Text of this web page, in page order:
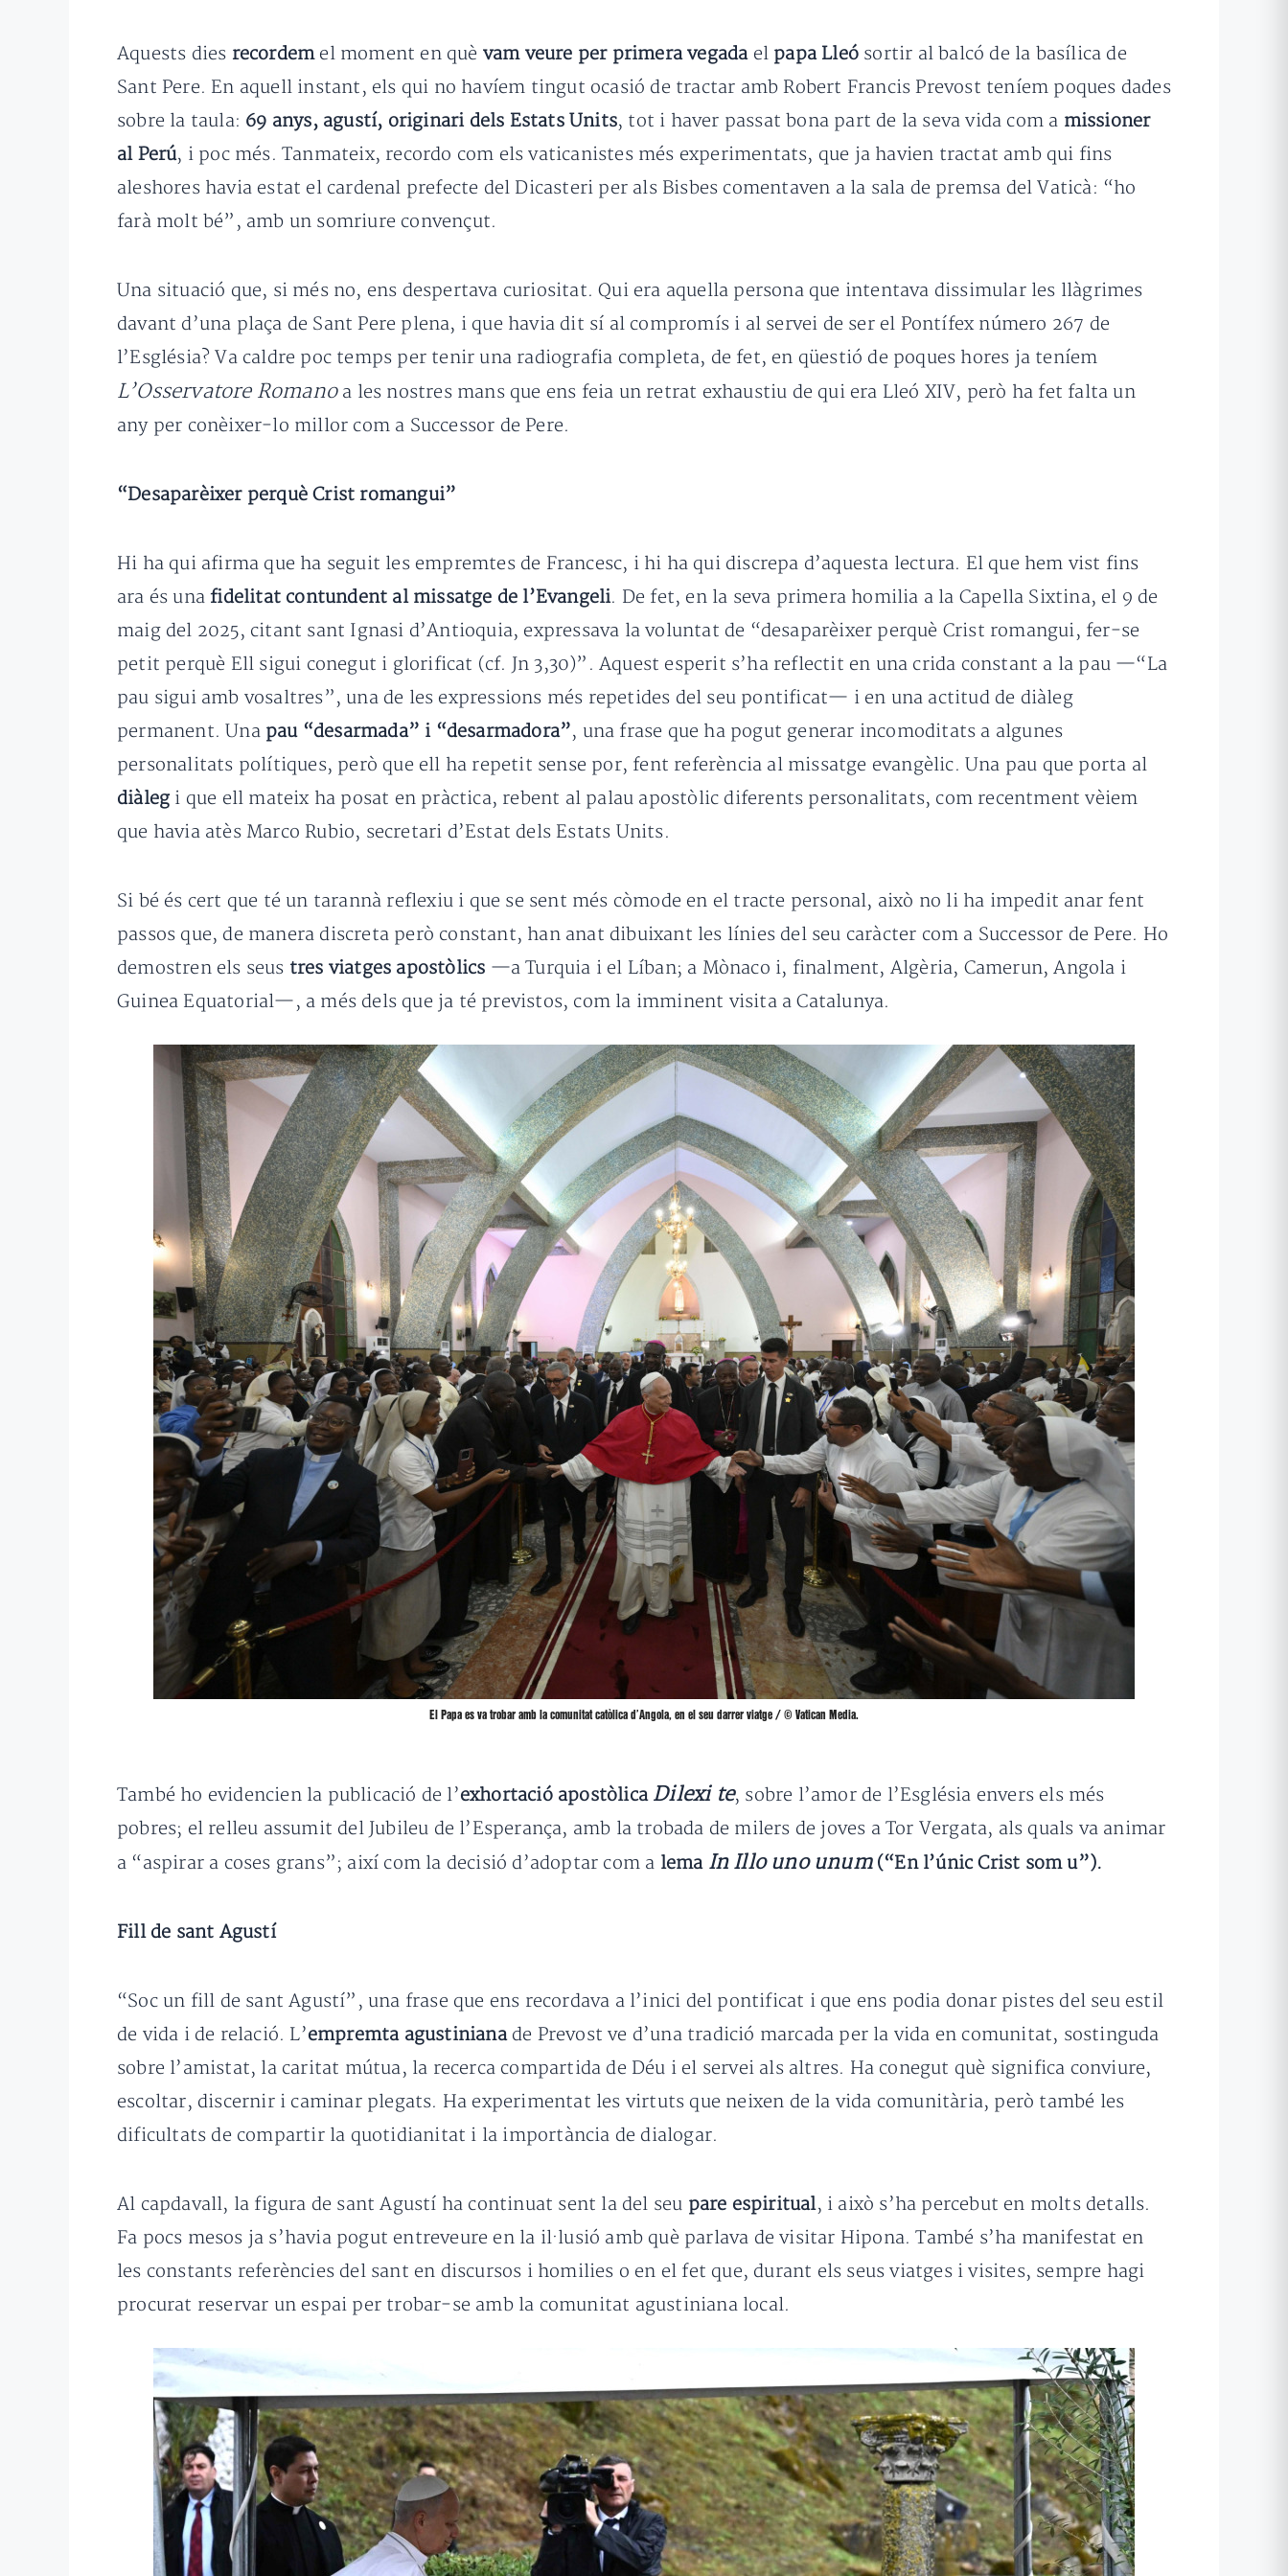
Aquests dies recordem el moment en què vam veure per primera vegada el papa Lleó sortir al balcó de la basílica de
Sant Pere. En aquell instant, els qui no havíem tingut ocasió de tractar amb Robert Francis Prevost teníem poques dades
sobre la taula: 69 anys, agustí, originari dels Estats Units, tot i haver passat bona part de la seva vida com a missioner
al Perú, i poc més. Tanmateix, recordo com els vaticanistes més experimentats, que ja havien tractat amb qui fins
aleshores havia estat el cardenal prefecte del Dicasteri per als Bisbes comentaven a la sala de premsa del Vaticà: “ho
farà molt bé”, amb un somriure convençut.
Una situació que, si més no, ens despertava curiositat. Qui era aquella persona que intentava dissimular les llàgrimes
davant d’una plaça de Sant Pere plena, i que havia dit sí al compromís i al servei de ser el Pontífex número 267 de
l’Església? Va caldre poc temps per tenir una radiografia completa, de fet, en qüestió de poques hores ja teníem
L’Osservatore Romano a les nostres mans que ens feia un retrat exhaustiu de qui era Lleó XIV, però ha fet falta un
any per conèixer-lo millor com a Successor de Pere.
“Desaparèixer perquè Crist romangui”
Hi ha qui afirma que ha seguit les empremtes de Francesc, i hi ha qui discrepa d’aquesta lectura. El que hem vist fins
ara és unafidelitat contundent al missatge de l’Evangeli. De fet, en la seva primera homilia a la Capella Sixtina, el 9 de
maig del 2025, citant sant Ignasi d’Antioquia, expressava la voluntat de “desaparèixer perquè Crist romangui, fer-se
petit perquè Ell sigui conegut i glorificat (cf. Jn 3,30)”. Aquest esperit s’ha reflectit en una crida constant a la pau —“La
pau sigui amb vosaltres”, una de les expressions més repetides del seu pontificat— i en una actitud de diàleg
permanent. Unapau “desarmada” i “desarmadora”, una frase que ha pogut generar incomoditats a algunes
personalitats polítiques, però que ell ha repetit sense por, fent referència al missatge evangèlic. Una pau que porta al
diàleg i que ell mateix ha posat en pràctica, rebent al palau apostòlic diferents personalitats, com recentment vèiem
que havia atès Marco Rubio, secretari d’Estat dels Estats Units.
Si bé és cert que té un tarannà reflexiu i que se sent més còmode en el tracte personal, això no li ha impedit anar fent
passos que, de manera discreta però constant, han anat dibuixant les línies del seu caràcter com a Successor de Pere. Ho
demostren els seus tres viatges apostòlics —a Turquia i el Líban; a Mònaco i, finalment, Algèria, Camerun, Angola i
Guinea Equatorial—, a més dels que ja té previstos, com la imminent visita a Catalunya.
El Papa es va trobar amb la comunitat catòlica d’Angola, en el seu darrer viatge / © Vatican Media.
També ho evidencien la publicació de l’exhortació apostòlica Dilexi te, sobre l’amor de l’Església envers els més
pobres; el relleu assumit del Jubileu de l’Esperança, amb la trobada de milers de joves a Tor Vergata, als quals va animar
a “aspirar a coses grans”; així com la decisió d’adoptar com a lema In Illo uno unum(“En l’únic Crist som u”).
Fill de sant Agustí
“Soc un fill de sant Agustí”, una frase que ens recordava a l’inici del pontificat i que ens podia donar pistes del seu estil
de vida i de relació. L’empremta agustinianade Prevost ve d’una tradició marcada per la vida en comunitat, sostinguda
sobre l’amistat, la caritat mútua, la recerca compartida de Déu i el servei als altres. Ha conegut què significa conviure,
escoltar, discernir i caminar plegats. Ha experimentat les virtuts que neixen de la vida comunitària, però també les
dificultats de compartir la quotidianitat i la importància de dialogar.
Al capdavall, la figura de sant Agustí ha continuat sent la del seu pare espiritual, i això s’ha percebut en molts detalls.
Fa pocs mesos ja s’havia pogut entreveure en la il·lusió amb què parlava de visitar Hipona. També s’ha manifestat en
les constants referències del sant en discursos i homilies o en el fet que, durant els seus viatges i visites, sempre hagi
procurat reservar un espai per trobar-se amb la comunitat agustiniana local.